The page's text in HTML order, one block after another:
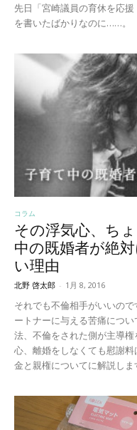
先日「宮崎議員の育休を応
を書いたばかりなのに……。
コラム
その浮気心、ち
中の既婚者が絶
い理由
北野 啓太郎 - 1月 8, 2016
それでも不倫相手がいいの
ートナーに与える苦痛につ
法、不倫をされた側が主導
心、離婚をしなくても慰謝
金と親権についてに解説しま